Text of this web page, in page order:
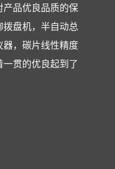
产品优良品质的保
盘机，半自动总
器，碳片线性精度
贯的优良起到了